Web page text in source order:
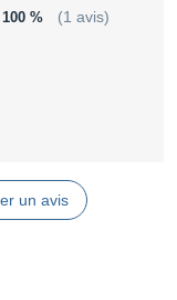
100 % (1 avis)
un avis